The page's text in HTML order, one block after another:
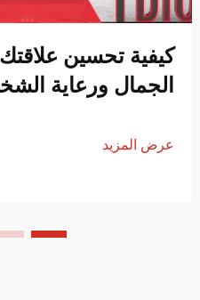
كيفية تحسين
الجمال ورعاية
عرض المزيد